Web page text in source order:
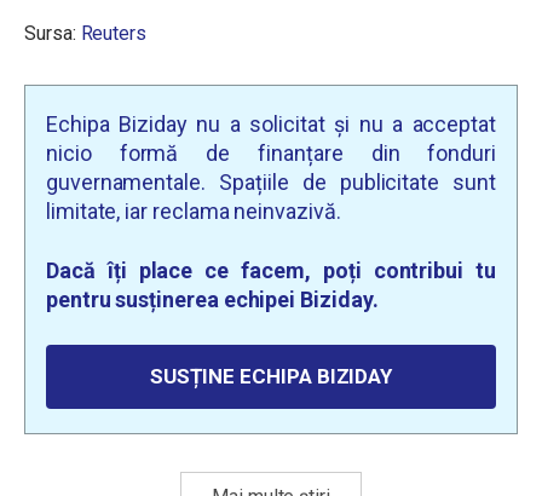
Sursa: Reuters
Echipa Biziday nu a solicitat și nu a acceptat
nicio formă de finanțare din fonduri
guvernamentale. Spațiile de publicitate sunt
limitate, iar reclama neinvazivă.
Dacă îți place ce facem, poți contribui tu
pentru susținerea echipei Biziday.
SUSȚINE ECHIPA BIZIDAY